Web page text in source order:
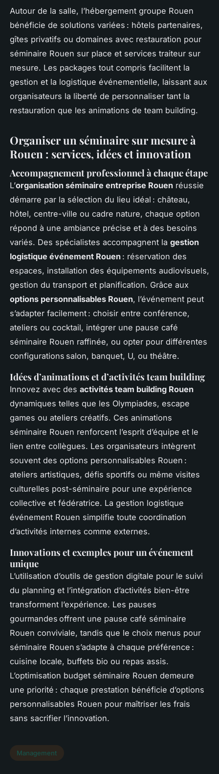
Autour de la salle, l’hébergement groupe Rouen
bénéficie de solutions variées : hôtels partenaires,
gîtes privatifs ou domaines avec restauration pour
séminaire Rouen sur place et services traiteur sur
mesure. Les packages tout compris facilitent la
gestion et la logistique événementielle, laissant aux
organisateurs la liberté de personnaliser tant la
restauration que les animations de team building.
Organiser un séminaire sur mesure à
Rouen : services, idées et innovation
Accompagnement professionnel à chaque étape
L’organisation séminaire entreprise Rouen réussie
démarre par la sélection du lieu idéal : château,
hôtel, centre-ville ou cadre nature, chaque option
répond à une ambiance précise et à des besoins
variés. Des spécialistes accompagnent la gestion
logistique événement Rouen : réservation des
espaces, installation des équipements audiovisuels,
gestion du transport et planification. Grâce aux
options personnalisables Rouen, l’événement peut
s’adapter facilement : choisir entre conférence,
ateliers ou cocktail, intégrer une pause café
séminaire Rouen raffinée, ou opter pour différentes
configurations salon, banquet, U, ou théâtre.
Idées d’animations et d’activités team building
Innovez avec des activités team building Rouen
dynamiques telles que les Olympiades, escape
games ou ateliers créatifs. Ces animations
séminaire Rouen renforcent l’esprit d’équipe et le
lien entre collègues. Les organisateurs intègrent
souvent des options personnalisables Rouen :
ateliers artistiques, défis sportifs ou même visites
culturelles post-séminaire pour une expérience
collective et fédératrice. La gestion logistique
événement Rouen simplifie toute coordination
d’activités internes comme externes.
Innovations et exemples pour un événement
unique
L’utilisation d’outils de gestion digitale pour le suivi
du planning et l’intégration d’activités bien-être
transforment l’expérience. Les pauses
gourmandes offrent une pause café séminaire
Rouen conviviale, tandis que le choix menus pour
séminaire Rouen s’adapte à chaque préférence :
cuisine locale, buffets bio ou repas assis.
L’optimisation budget séminaire Rouen demeure
une priorité : chaque prestation bénéficie d’options
personnalisables Rouen pour maîtriser les frais
sans sacrifier l’innovation.
Management